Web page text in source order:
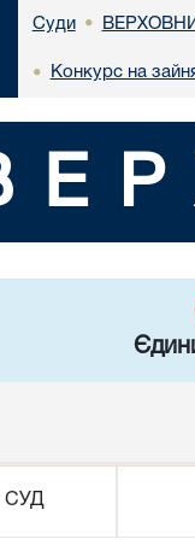
Суди •
• Конкурс на
СУД